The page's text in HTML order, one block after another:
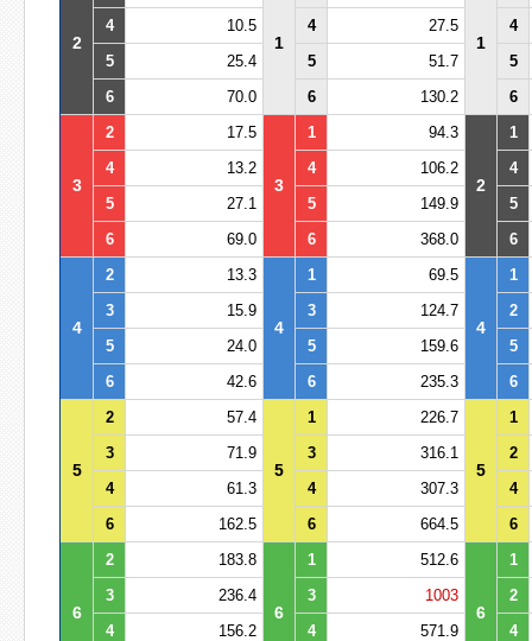
2 1 1
4
10.5 4 27.5
4
5
25.4 5 51.7
5
6
70.0 6 130.2 6
3
2 17.5
3
1 94.3
2
1
4
13.2 4 106.2
4
5
27.1 5 149.9
5
6
69.0 6 368.0 6
4
2 13.3
4
1 69.5
4
1
3
15.9 3 124.7
2
5
24.0 5 159.6
5
6
42.6 6 235.3 6
5
2 57.4
5
1 226.7
5
1
3
71.9 3 316.1
2
4
61.3 4 307.3
4
6
162.5 6 664.5 6
6
2 183.8
6
1 512.6
6
1
3
236.4 3 1003
2
4
156.2 4 571.9
4